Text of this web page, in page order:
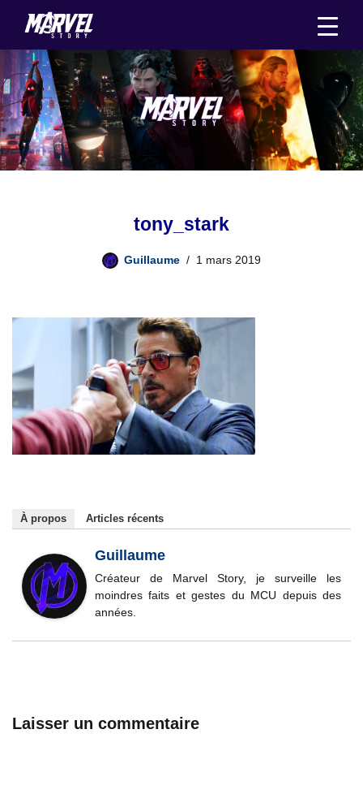
au
contenu
tony_stark
Guillaume 1 mars 2019
À propos Articles récents
Guillaume
Créateur de Marvel Story, je surveille les
moindres faits et gestes du MCU depuis des
années.
Laisser un commentaire